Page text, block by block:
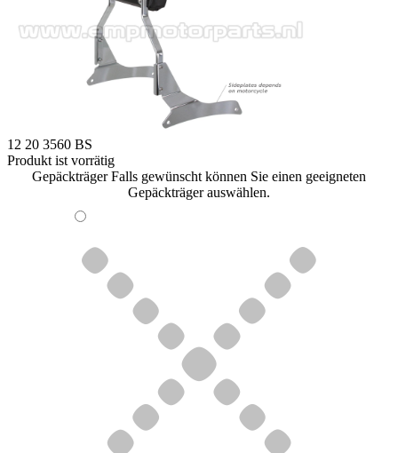
12 20 3560 BS
Produkt ist vorrätig
Gepäckträger Falls gewünscht können Sie einen geeigneten
Gepäckträger auswählen.